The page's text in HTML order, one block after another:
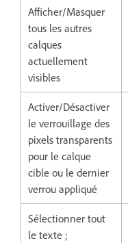
Afficher/Masquer
tous les autres
calques
actuellement
visibles
Activer/Désactiver
le verrouillage des
pixels transparents
pour le calque
cible ou le dernier
verrou appliqué
Sélectionner tout
le texte ;